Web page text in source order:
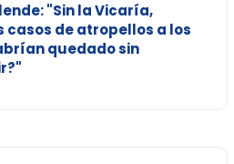
"Sin la Vicaría,
casos de atropellos a los
quedado sin